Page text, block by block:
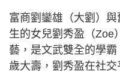
富商劉鑾雄（大劉）
生的女兒劉秀盈（Zoe
藝，是文武雙全的學
歲大壽，劉秀盈在社